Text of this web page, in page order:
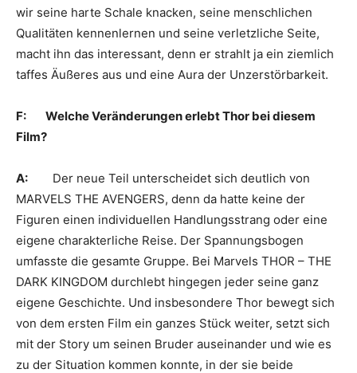
wir seine harte Schale knacken, seine menschlichen
Qualitäten kennenlernen und seine verletzliche Seite,
macht ihn das interessant, denn er strahlt ja ein ziemlich
taffes Äußeres aus und eine Aura der Unzerstörbarkeit.
F: Welche Veränderungen erlebt Thor bei diesem
Film?
A:
Der neue Teil unterscheidet sich deutlich von
MARVELS THE AVENGERS, denn da hatte keine der
Figuren einen individuellen Handlungsstrang oder eine
eigene charakterliche Reise. Der Spannungsbogen
umfasste die gesamte Gruppe. Bei Marvels THOR – THE
DARK KINGDOM durchlebt hingegen jeder seine ganz
eigene Geschichte. Und insbesondere Thor bewegt sich
von dem ersten Film ein ganzes Stück weiter, setzt sich
mit der Story um seinen Bruder auseinander und wie es
zu der Situation kommen konnte, in der sie beide